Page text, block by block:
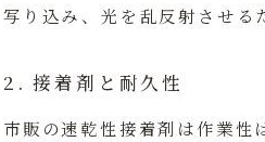
写り込み、光を乱反射させる
2. 接着剤と耐久性
市販の速乾性接着剤は作業性